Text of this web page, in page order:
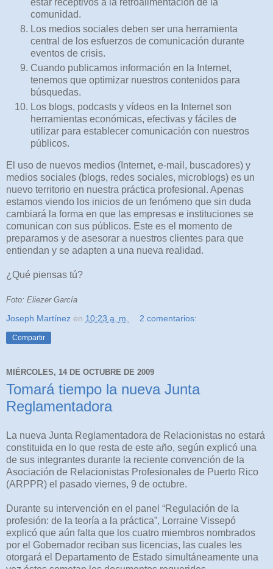
estar receptivos a la retroalimentación de la
comunidad.
Los medios sociales deben ser una herramienta
central de los esfuerzos de comunicación durante
eventos de crisis.
Cuando publicamos información en la Internet,
tenemos que optimizar nuestros contenidos para
búsquedas.
Los blogs, podcasts y vídeos en la Internet son
herramientas económicas, efectivas y fáciles de
utilizar para establecer comunicación con nuestros
públicos.
El uso de nuevos medios (Internet, e-mail, buscadores) y
medios sociales (blogs, redes sociales, microblogs) es un
nuevo territorio en nuestra práctica profesional. Apenas
estamos viendo los inicios de un fenómeno que sin duda
cambiará la forma en que las empresas e instituciones se
comunican con sus públicos. Este es el momento de
prepararnos y de asesorar a nuestros clientes para que
entiendan y se adapten a una nueva realidad.
¿Qué piensas tú?
Foto: Eliezer García
Joseph Martínez en 10:23 a. m. 2 comentarios:
Compartir
MIÉRCOLES, 14 DE OCTUBRE DE 2009
Tomará tiempo la nueva Junta
Reglamentadora
La nueva Junta Reglamentadora de Relacionistas no estará
constituida en lo que resta de este año, según explicó una
de sus integrantes durante la reciente convención de la
Asociación de Relacionistas Profesionales de Puerto Rico
(ARPPR) el pasado viernes, 9 de octubre.
Durante su intervención en el panel “Regulación de la
profesión: de la teoría a la práctica”, Lorraine Vissepó
explicó que aún falta que los cuatro miembros nombrados
por el Gobernador reciban sus licencias, las cuales les
otorgará el Departamento de Estado simultáneamente una